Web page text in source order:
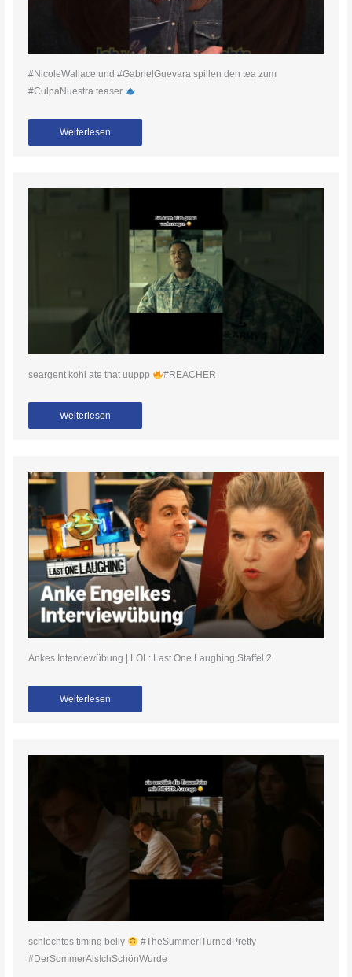
#NicoleWallace und #GabrielGuevara spillen den tea zum
#CulpaNuestra teaser
Weiterlesen
seargent kohl ate that uuppp #REACHER
Weiterlesen
Ankes Interviewübung | LOL: Last One Laughing Staffel 2
Weiterlesen
schlechtes timing belly
#TheSummerITurnedPretty
#DerSommerAlsIchSchönWurde